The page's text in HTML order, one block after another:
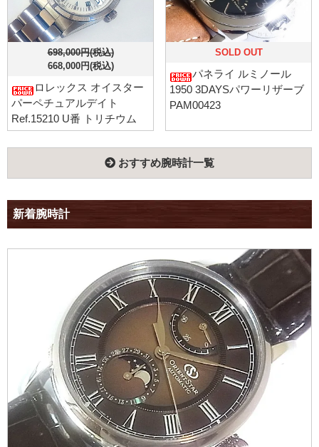
698,000円(税込)
668,000円(税込)
ロレックス オイスター
パーペチュアルデイト
Ref.15210 U番 トリチウム
SOLD OUT
パネライ ルミノール
1950 3DAYSパワーリザーブ
PAM00423
おすすめ腕時計一覧
新着腕時計